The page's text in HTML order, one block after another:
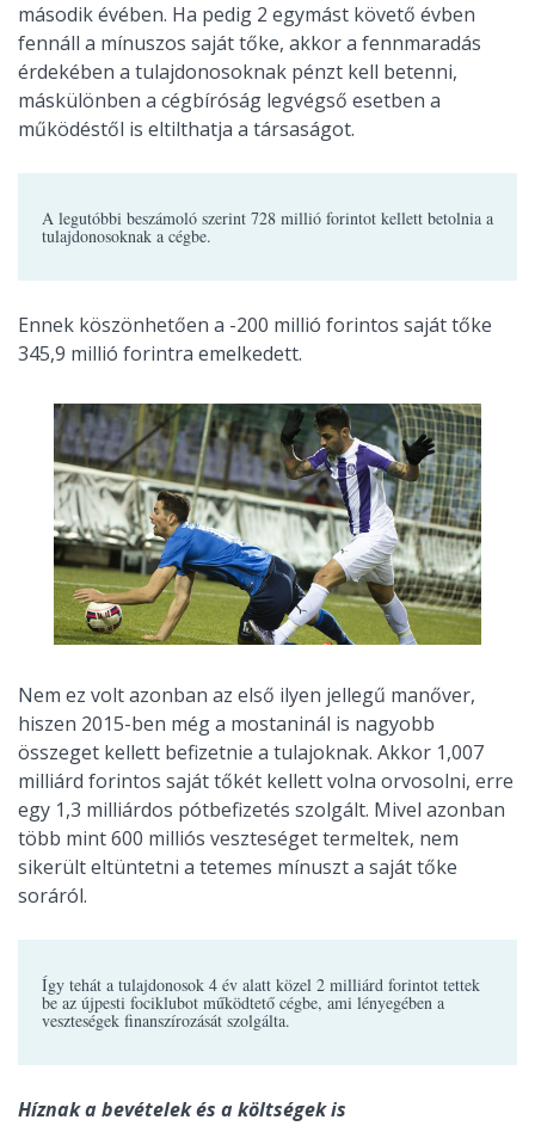
második évében. Ha pedig 2 egymást követő évben
fennáll a mínuszos saját tőke, akkor a fennmaradás
érdekében a tulajdonosoknak pénzt kell betenni,
máskülönben a cégbíróság legvégső esetben a
működéstől is eltilthatja a társaságot.
A legutóbbi beszámoló szerint 728 millió forintot kellett betolnia a
tulajdonosoknak a cégbe.
Ennek köszönhetően a -200 millió forintos saját tőke
345,9 millió forintra emelkedett.
Nem ez volt azonban az első ilyen jellegű manőver,
hiszen 2015-ben még a mostaninál is nagyobb
összeget kellett befizetnie a tulajoknak. Akkor 1,007
milliárd forintos saját tőkét kellett volna orvosolni, erre
egy 1,3 milliárdos pótbefizetés szolgált. Mivel azonban
több mint 600 milliós veszteséget termeltek, nem
sikerült eltüntetni a tetemes mínuszt a saját tőke
soráról.
Így tehát a tulajdonosok 4 év alatt közel 2 milliárd forintot tettek
be az újpesti fociklubot működtető cégbe, ami lényegében a
veszteségek finanszírozását szolgálta.
Híznak a bevételek és a költségek is